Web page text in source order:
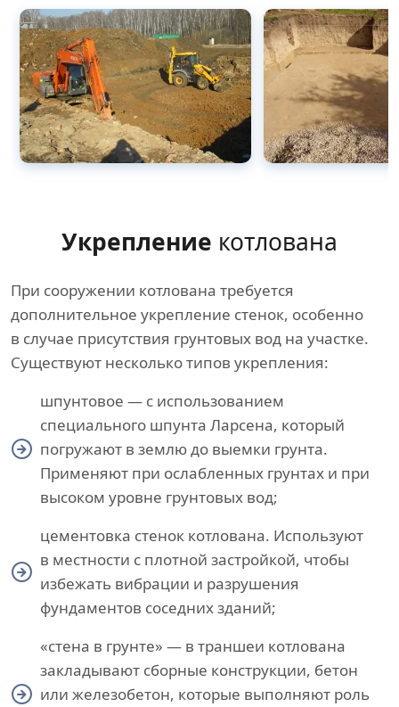
Укрепление котлована
При сооружении котлована требуется
дополнительное укрепление стенок, особенно
в случае присутствия грунтовых вод на участке.
Существуют несколько типов укрепления:
шпунтовое — с использованием
специального шпунта Ларсена, который
погружают в землю до выемки грунта.
Применяют при ослабленных грунтах и при
высоком уровне грунтовых вод;
цементовка стенок котлована. Используют
в местности с плотной застройкой, чтобы
избежать вибрации и разрушения
фундаментов соседних зданий;
«стена в грунте» — в траншеи котлована
закладывают сборные конструкции, бетон
или железобетон, которые выполняют роль